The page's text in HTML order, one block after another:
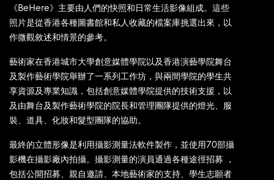
《BeHere》主要由人們的快照和日常生活影像組成。這些
照片是從香港各種圖書館和私人收藏的檔案庫挑選出來，以
作微觀敘述和情景的參考。
藝術家在香港城市大學創意媒體學院以及香港演藝學院舞台
及製作藝術學院舉辦了一系列工作坊，與兩間學院的學生共
享資源及專業知識，包括創意媒體學院提供的技術支援，以
及由舞台及製作藝術學院的院長和管理團隊提供的燈光、服
裝、道具、化妝和髮型團隊的協助。
最終的立體形像是利用攝影測量法軟件製作，並使用70部攝
影機在攝影廠內拍攝。攝影測量的演員通過各種途徑招募 ，
包括公開招募、親自邀請、本地藝術家的支持、學生志願者